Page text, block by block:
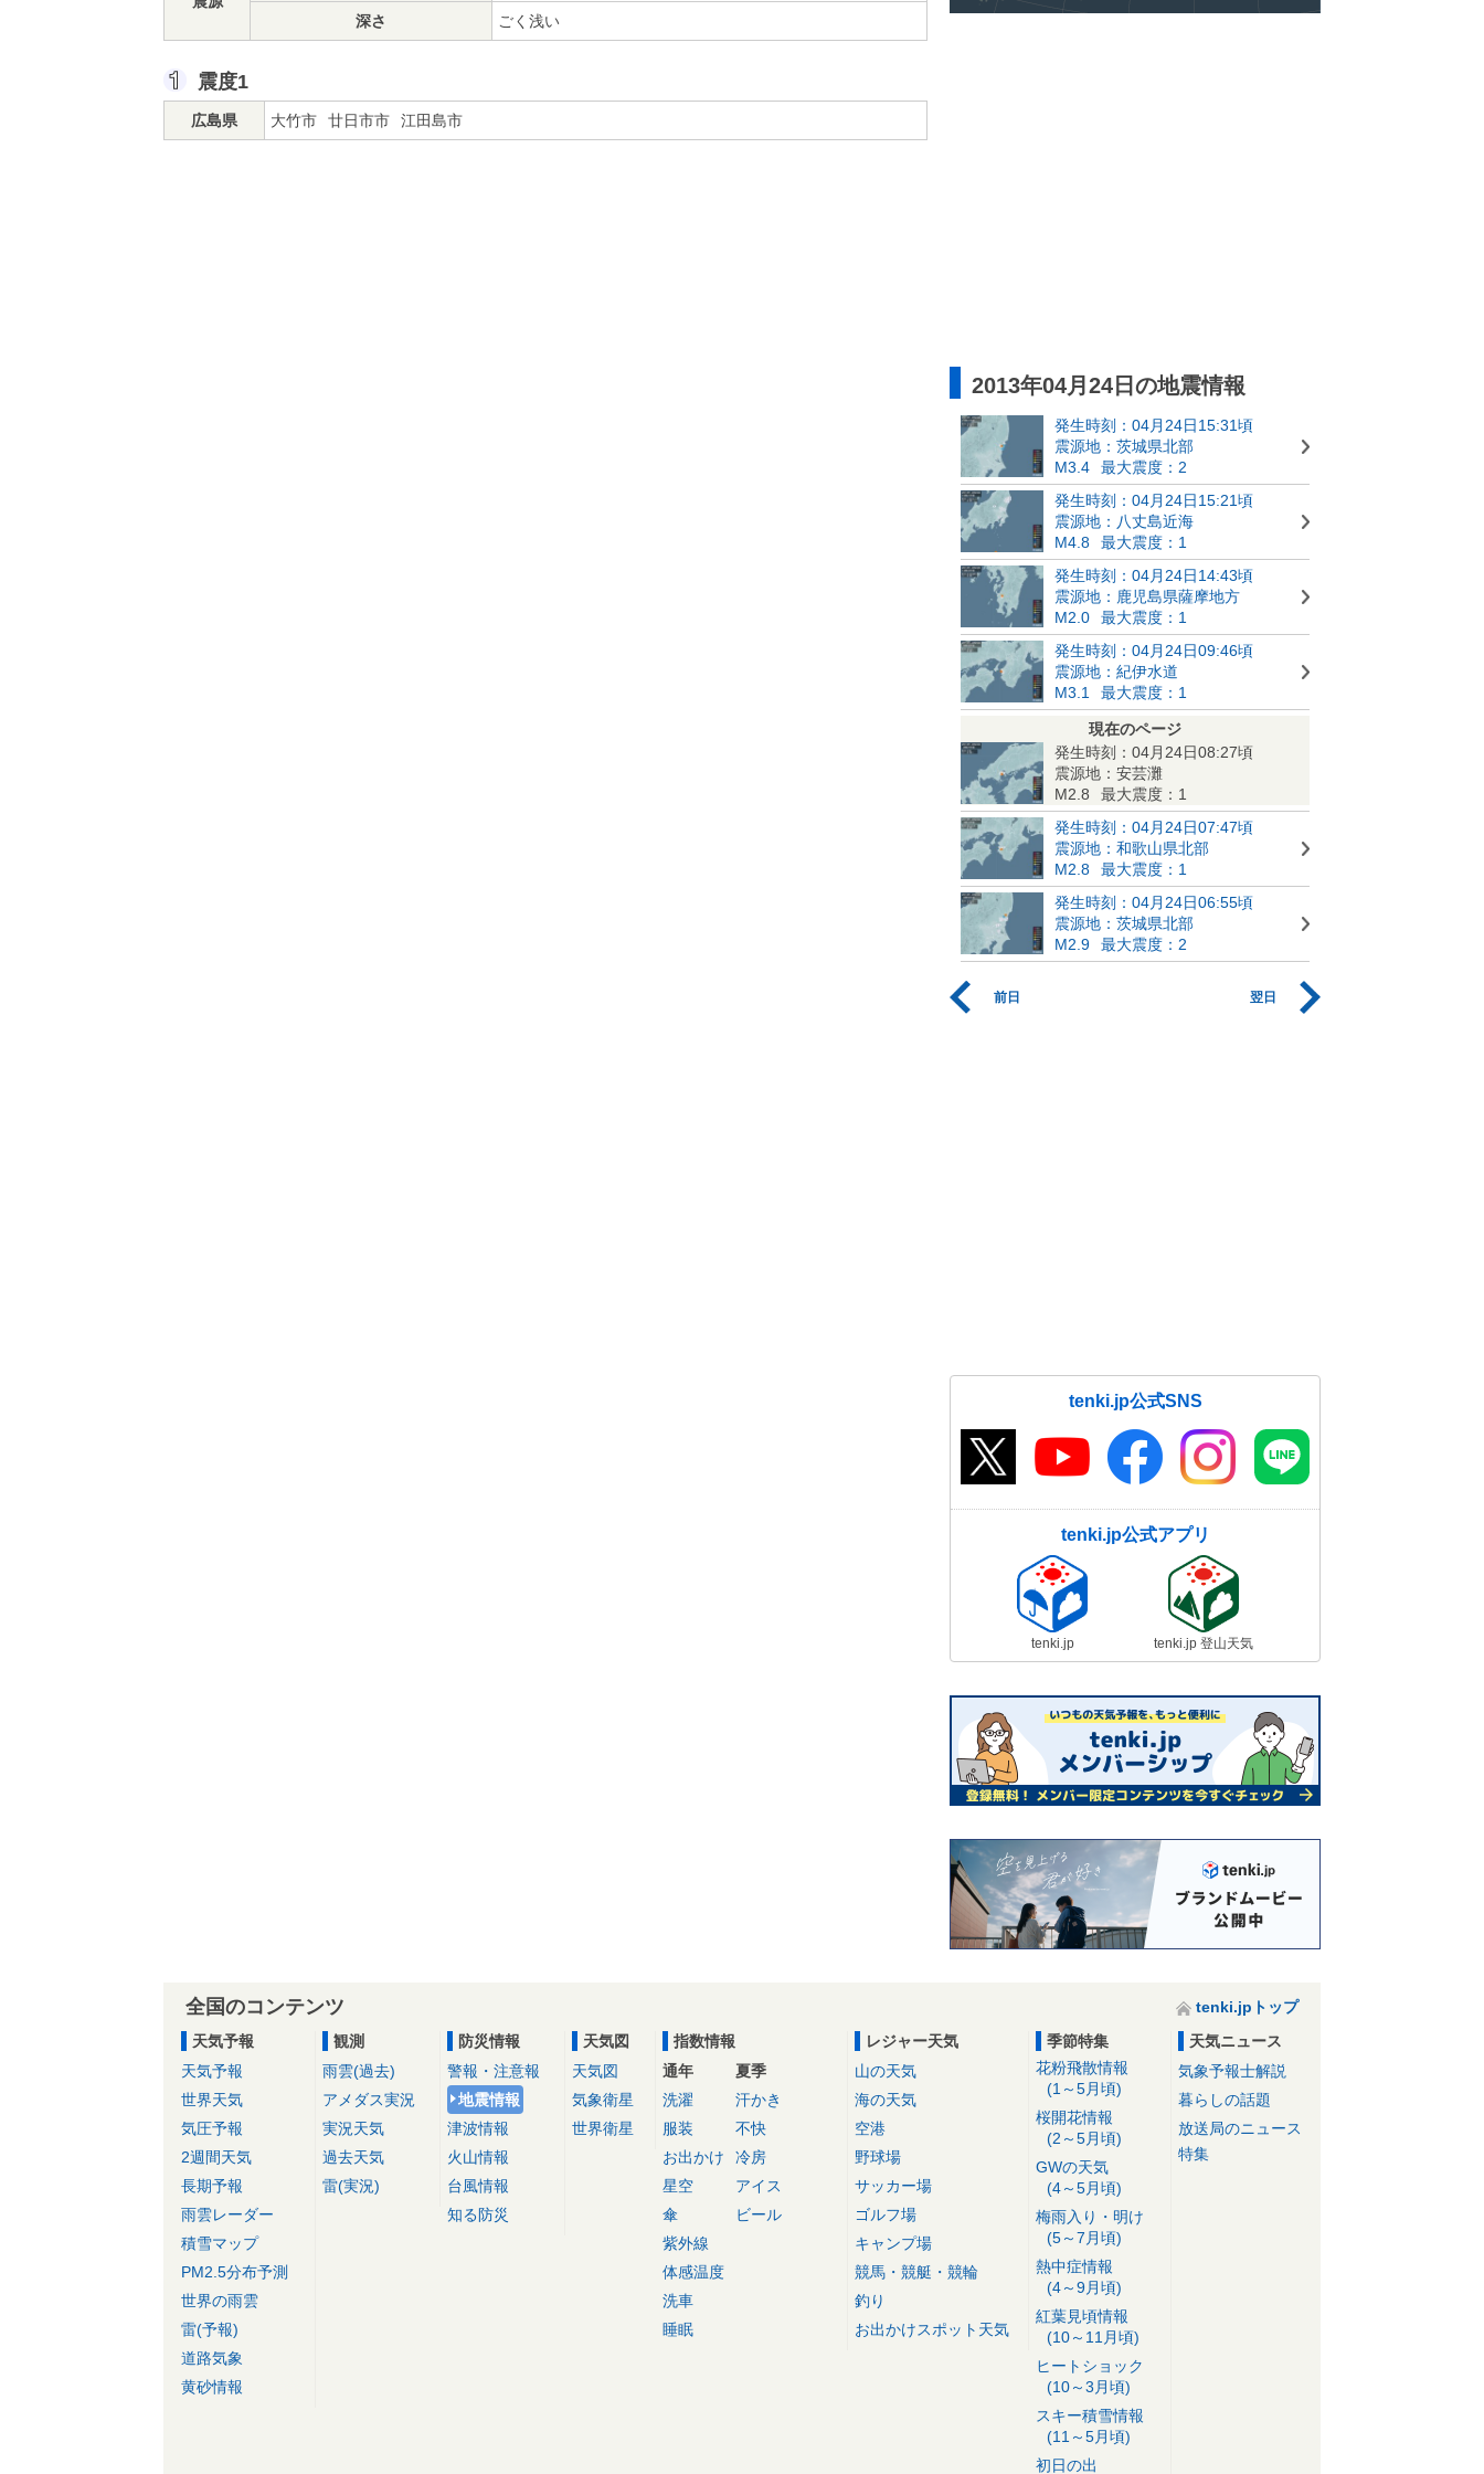
深さ
ごく浅い
震度1
広島県 大竹市 廿日市市 江田島市
2013年04月24日の地震情報
発生時刻：04月24日15:31頃
震源地：茨城県北部
M3.4
最大震度：2
発生時刻：04月24日15:21頃
震源地：八丈島近海
M4.8
最大震度：1
発生時刻：04月24日14:43頃
震源地：鹿児島県薩摩地方
M2.0
最大震度：1
発生時刻：04月24日09:46頃
震源地：紀伊水道
M3.1
最大震度：1
現在のページ
発生時刻：04月24日08:27頃
震源地：安芸灘
M2.8
最大震度：1
発生時刻：04月24日07:47頃
震源地：和歌山県北部
M2.8
最大震度：1
発生時刻：04月24日06:55頃
震源地：茨城県北部
M2.9
最大震度：2
前日 翌日
tenki.jp公式SNS
tenki.jp公式アプリ
tenki.jp tenki.jp 登山天気
全国のコンテンツ
tenki.jpトップ
天気予報
天気予報
世界天気
気圧予報
2週間天気
長期予報
雨雲レーダー
積雪マップ
PM2.5分布予測
世界の雨雲
雷(予報)
道路気象
黄砂情報
観測
雨雲(過去)
アメダス実況
実況天気
過去天気
雷(実況)
防災情報
警報・注意報
地震情報
津波情報
火山情報
台風情報
知る防災
天気図
天気図
気象衛星
世界衛星
指数情報
通年
洗濯
服装
お出かけ
星空
傘
紫外線
体感温度
洗車
睡眠
夏季
汗かき
不快
冷房
アイス
ビール
レジャー天気
山の天気
海の天気
空港
野球場
サッカー場
ゴルフ場
キャンプ場
競馬・競艇・競輪
釣り
お出かけスポット天気
季節特集
花粉飛散情報
(1～5月頃)
桜開花情報
(2～5月頃)
GWの天気
(4～5月頃)
梅雨入り・明け
(5～7月頃)
熱中症情報
(4～9月頃)
紅葉見頃情報
(10～11月頃)
ヒートショック
(10～3月頃)
スキー積雪情報
(11～5月頃)
初日の出
天気ニュース
気象予報士解説
暮らしの話題
放送局のニュース
特集